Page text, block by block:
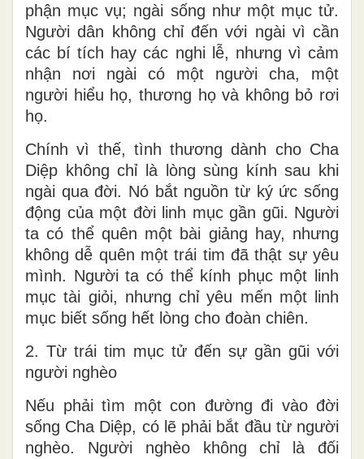
phận mục vụ; ngài sống như một mục tử.
Người dân không chỉ đến với ngài vì cần
các bí tích hay các nghi lễ, nhưng vì cảm
nhận nơi ngài có một người cha, một
người hiểu họ, thương họ và không bỏ rơi
họ.
Chính vì thế, tình thương dành cho Cha
Diệp không chỉ là lòng sùng kính sau khi
ngài qua đời. Nó bắt nguồn từ ký ức sống
động của một đời linh mục gần gũi. Người
ta có thể quên một bài giảng hay, nhưng
không dễ quên một trái tim đã thật sự yêu
mình. Người ta có thể kính phục một linh
mục tài giỏi, nhưng chỉ yêu mến một linh
mục biết sống hết lòng cho đoàn chiên.
2. Từ trái tim mục tử đến sự gần gũi với
người nghèo
Nếu phải tìm một con đường đi vào đời
sống Cha Diệp, có lẽ phải bắt đầu từ người
nghèo. Người nghèo không chỉ là đối